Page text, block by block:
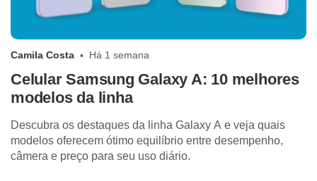
Camila Costa Há 1 semana
Celular Samsung Galaxy A: 10 melhores
modelos da linha
Descubra os destaques da linha Galaxy A e veja quais
modelos oferecem ótimo equilíbrio entre desempenho,
câmera e preço para seu uso diário.